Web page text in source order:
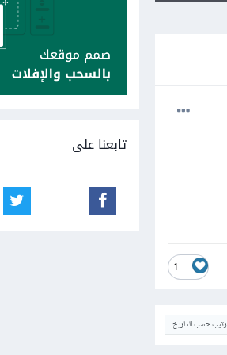
1
حسب التاريخ
تابعنا على